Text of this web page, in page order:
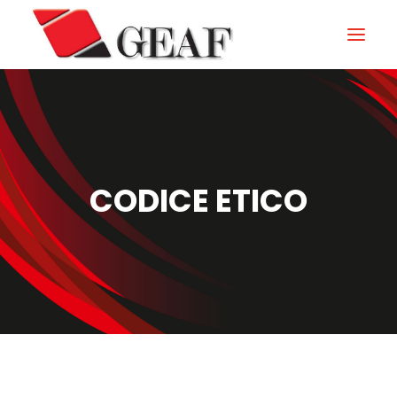
HOME
AZIENDA
KNOW-HOW
I NOSTRI SETTORI
CONTATTI
NEWS ED EVENTI
DOWNLOAD
CODICE ETICO